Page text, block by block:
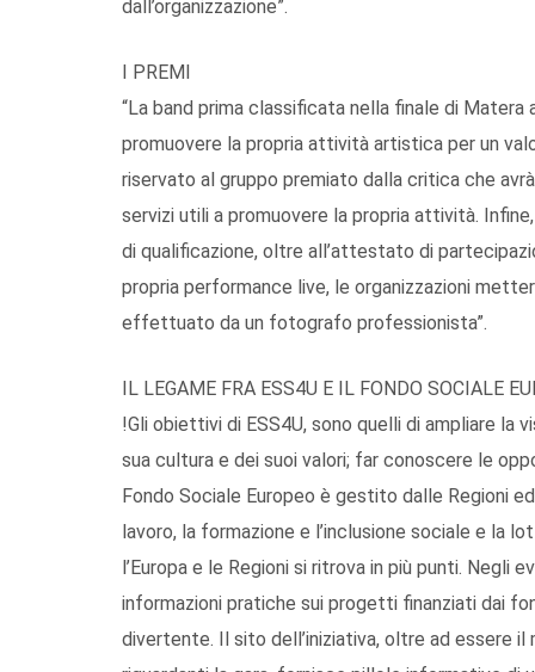
dall’organizzazione”.
I PREMI
“La band prima classificata nella finale di
promuovere la propria attività artistica per un
riservato al gruppo premiato dalla critica che
servizi utili a promuovere la propria attività.
di qualificazione, oltre all’attestato di
propria performance live, le organizzazioni
effettuato da un fotografo professionista”.
IL LEGAME FRA ESS4U E IL FONDO SOCIALE
!Gli obiettivi di ESS4U, sono quelli di ampliare la
sua cultura e dei suoi valori; far conoscere le
Fondo Sociale Europeo è gestito dalle Regioni
lavoro, la formazione e l’inclusione sociale e la
l’Europa e le Regioni si ritrova in più punti. Negli
informazioni pratiche sui progetti finanziati dai
divertente. Il sito dell’iniziativa, oltre ad essere il